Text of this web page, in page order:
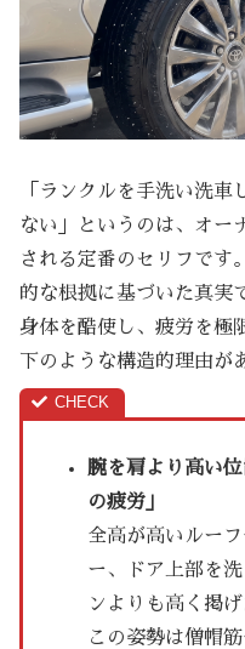
「ランクルを手洗い洗
ない」というのは、オー
される定番のセリフです
的な根拠に基づいた真実
身体を酷使し、疲労を極
下のような構造的理由が
腕を肩より高い
の疲労」
全高が高いルー
ー、ドア上部を
ンよりも高く掲
この姿勢は僧帽